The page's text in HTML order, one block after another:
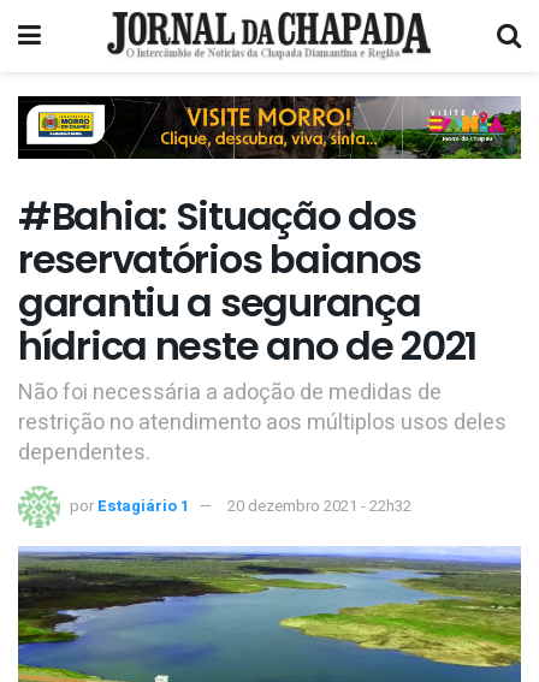
#Bahia: Situação dos
reservatórios baianos
garantiu a segurança
hídrica neste ano de 2021
Não foi necessária a adoção de medidas de
restrição no atendimento aos múltiplos usos deles
dependentes.
por Estagiário 1 20 dezembro 2021 - 22h32